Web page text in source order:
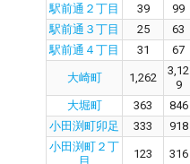
駅前通２丁目 39 99
駅前通３丁目
25 63
駅前通４丁目
31 67
大崎町 1,262
3,12
9
大堀町 363 846
小田渕町卯足
333 918
小田渕町２丁
目
123 316